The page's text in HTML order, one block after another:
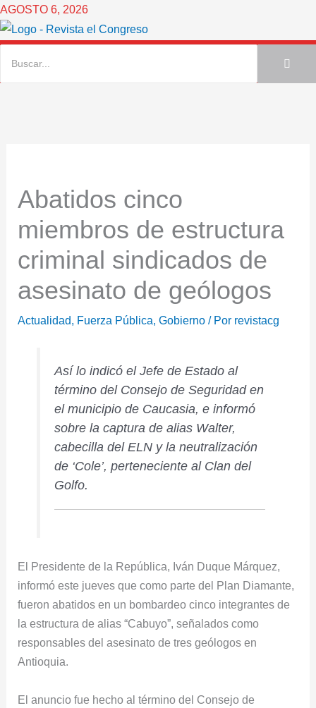
Ir
al
contenido
AGOSTO 6, 2026
Abatidos cinco
miembros de estructura
criminal sindicados de
asesinato de geólogos
Actualidad, Fuerza Pública,Gobierno / Por revistacg
Así lo indicó el Jefe de Estado al
término del Consejo de Seguridad en
el municipio de Caucasia, e informó
sobre la captura de alias Walter,
cabecilla del ELN y la neutralización
de ‘Cole’, perteneciente al Clan del
Golfo.
El Presidente de la República, Iván Duque Márquez,
informó este jueves que como parte del Plan Diamante,
fueron abatidos en un bombardeo cinco integrantes de
la estructura de alias “Cabuyo”, señalados como
responsables del asesinato de tres geólogos en
Antioquia.
El anuncio fue hecho al término del Consejo de